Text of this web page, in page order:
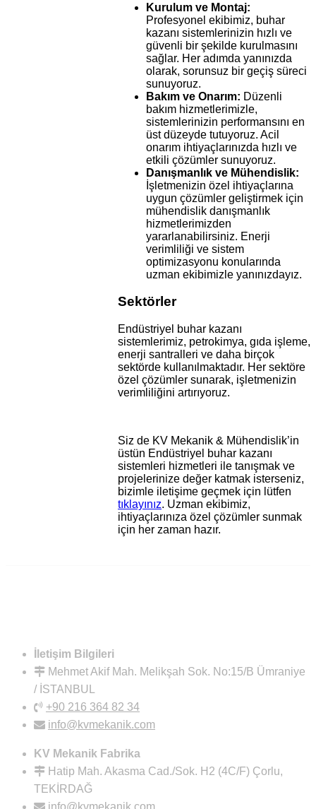
Kurulum ve Montaj:
Profesyonel ekibimiz, buhar
kazanı sistemlerinizin hızlı ve
güvenli bir şekilde kurulmasını
sağlar. Her adımda yanınızda
olarak, sorunsuz bir geçiş süreci
sunuyoruz.
Bakım ve Onarım: Düzenli
bakım hizmetlerimizle,
sistemlerinizin performansını en
üst düzeyde tutuyoruz. Acil
onarım ihtiyaçlarınızda hızlı ve
etkili çözümler sunuyoruz.
Danışmanlık ve Mühendislik:
İşletmenizin özel ihtiyaçlarına
uygun çözümler geliştirmek için
mühendislik danışmanlık
hizmetlerimizden
yararlanabilirsiniz. Enerji
verimliliği ve sistem
optimizasyonu konularında
uzman ekibimizle yanınızdayız.
Sektörler
Endüstriyel buhar kazanı
sistemlerimiz, petrokimya, gıda işleme,
enerji santralleri ve daha birçok
sektörde kullanılmaktadır. Her sektöre
özel çözümler sunarak, işletmenizin
verimliliğini artırıyoruz.
Siz de KV Mekanik & Mühendislik’in
üstün Endüstriyel buhar kazanı
sistemleri hizmetleri ile tanışmak ve
projelerinize değer katmak isterseniz,
bizimle iletişime geçmek için lütfen
tıklayınız. Uzman ekibimiz,
ihtiyaçlarınıza özel çözümler sunmak
için her zaman hazır.
İletişim Bilgileri
Mehmet Akif Mah. Melikşah Sok. No:15/B Ümraniye
/ İSTANBUL
+90 216 364 82 34
info@kvmekanik.com
KV Mekanik Fabrika
Hatip Mah. Akasma Cad./Sok. H2 (4C/F) Çorlu,
TEKİRDAĞ
info@kvmekanik.com